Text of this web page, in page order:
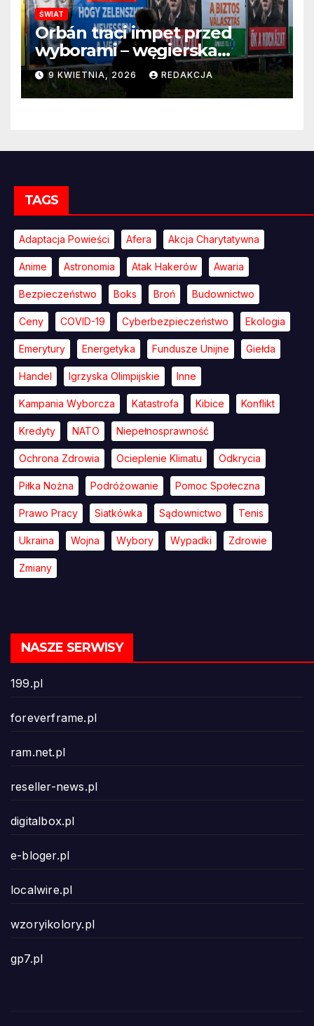
ŚWIAT
Orbán traci impet przed
wyborami – węgierska
propaganda przestaje
przekonywać
9 KWIETNIA, 2026 REDAKCJA
TAGS
Adaptacja Powieści Afera Akcja Charytatywna
Anime Astronomia Atak Hakerów Awaria
Bezpieczeństwo Boks Broń Budownictwo
Ceny COVID-19 Cyberbezpieczeństwo Ekologia
Emerytury Energetyka Fundusze Unijne Giełda
Handel Igrzyska Olimpijskie Inne
Kampania Wyborcza Katastrofa Kibice Konflikt
Kredyty NATO Niepełnosprawność
Ochrona Zdrowia Ocieplenie Klimatu Odkrycia
Piłka Nożna Podróżowanie Pomoc Społeczna
Prawo Pracy Siatkówka Sądownictwo Tenis
Ukraina Wojna Wybory Wypadki Zdrowie
Zmiany
NASZE SERWISY
199.pl
foreverframe.pl
ram.net.pl
reseller-news.pl
digitalbox.pl
e-bloger.pl
localwire.pl
wzoryikolory.pl
gp7.pl